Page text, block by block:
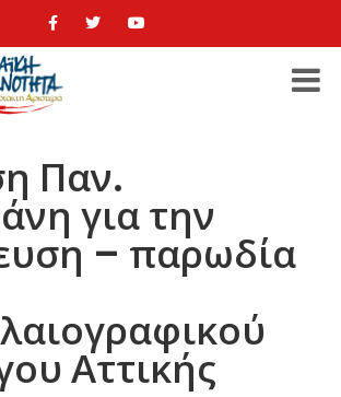
Παν.
για την
– παρωδία
Αττικής